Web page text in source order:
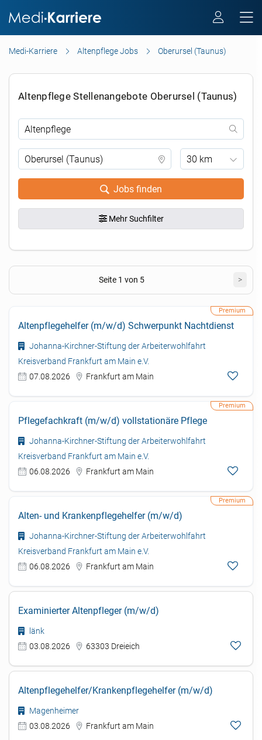
Medi-Karriere Altenpflege Jobs Oberursel (Taunus)
Altenpflege Stellenangebote Oberursel (Taunus)
30 km
Jobs finden
Mehr Suchfilter
Seite 1 von 5 >
Altenpflegehelfer (m/w/d) Schwerpunkt Nachtdienst
Johanna-Kirchner-Stiftung der Arbeiterwohlfahrt
Kreisverband Frankfurt am Main e.V.
07.08.2026
Frankfurt am Main
Pflegefachkraft (m/w/d) vollstationäre Pflege
Johanna-Kirchner-Stiftung der Arbeiterwohlfahrt
Kreisverband Frankfurt am Main e.V.
06.08.2026
Frankfurt am Main
Alten- und Krankenpflegehelfer (m/w/d)
Johanna-Kirchner-Stiftung der Arbeiterwohlfahrt
Kreisverband Frankfurt am Main e.V.
06.08.2026
Frankfurt am Main
Examinierter Altenpfleger (m/w/d)
länk
03.08.2026
63303 Dreieich
Altenpflegehelfer/Krankenpflegehelfer (m/w/d)
Magenheimer
03.08.2026
Frankfurt am Main